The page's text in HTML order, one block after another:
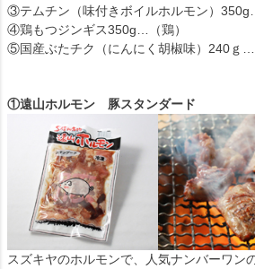
③テムチン（味付きボイルホルモン）
④鶏もつジンギス350g…（鶏）
⑤国産ぶたチク（にんにく胡椒味）240ｇ…
①遠山ホルモン 豚スタンダード
スズキヤのホルモンで、人気ナンバーワン